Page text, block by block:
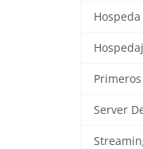
Primeros
Server